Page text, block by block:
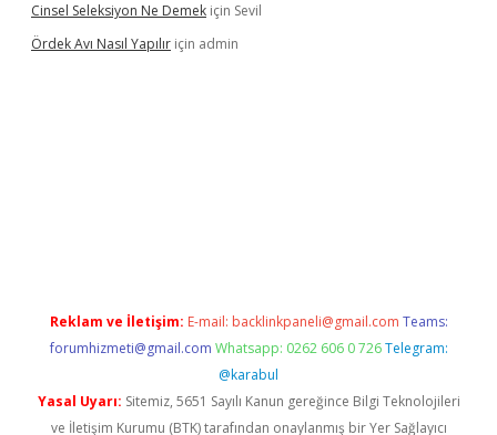
Cinsel Seleksiyon Ne Demek için Sevil
Ördek Avı Nasıl Yapılır için admin
Reklam ve İletişim: E-mail: backlinkpaneli@gmail.com Teams:
forumhizmeti@gmail.com Whatsapp: 0262 606 0 726 Telegram:
@karabul
Yasal Uyarı: Sitemiz, 5651 Sayılı Kanun gereğince Bilgi Teknolojileri
ve İletişim Kurumu (BTK) tarafından onaylanmış bir Yer Sağlayıcı